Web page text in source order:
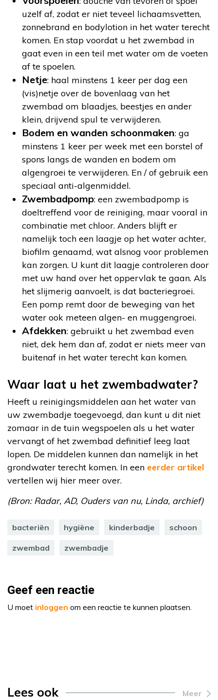
uzelf af, zodat er niet teveel lichaamsvetten,
zonnebrand en bodylotion in het water terecht
komen. En stap voordat u het zwembad in
gaat even in een teil met water om de voeten
af te spoelen.
Netje: haal minstens 1 keer per dag een
(vis)netje over de bovenlaag van het
zwembad om blaadjes, beestjes en ander
klein, drijvend spul te verwijderen.
Bodem en wanden schoonmaken: ga
minstens 1 keer per week met een borstel of
spons langs de wanden en bodem om
algengroei te verwijderen. En / of gebruik een
speciaal anti-algenmiddel.
Zwembadpomp: een zwembadpomp is
doeltreffend voor de reiniging, maar vooral in
combinatie met chloor. Anders blijft er
namelijk toch een laagje op het water achter,
biofilm genaamd, wat alsnog voor problemen
kan zorgen. U kunt dit laagje controleren door
met uw hand over het oppervlak te gaan. Als
het slijmerig aanvoelt, is dat bacteriegroei.
Een pomp remt door de beweging van het
water ook meteen algen- en muggengroei.
Afdekken: gebruikt u het zwembad even
niet, dek hem dan af, zodat er niets meer van
buitenaf in het water terecht kan komen.
Waar laat u het zwembadwater?
Heeft u reinigingsmiddelen aan het water van
uw zwembadje toegevoegd, dan kunt u dit niet
zomaar in de tuin wegspoelen als u het water
vervangt of het zwembad definitief leeg laat
lopen. De middelen kunnen dan namelijk in het
grondwater terecht komen. In een eerder artikel
vertellen wij hier meer over.
(Bron: Radar, AD, Ouders van nu, Linda, archief)
bacteriën hygiëne kinderbadje schoon
zwembad zwembadje
Geef een reactie
U moet inloggen om een reactie te kunnen plaatsen.
Lees ook Meer